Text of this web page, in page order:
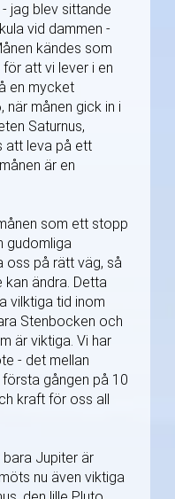
jag blev sittande
vid dammen -
kändes som
att vi lever i en
en mycket
när månen gick in i
Saturnus,
att leva på ett
är en
som ett stopp
gudomliga
oss på rätt väg, så
kan ändra. Detta
vilktiga tid inom
Stenbocken och
är viktiga. Vi har
- det mellan
gången på 10
kraft för oss all
bara Jupiter är
nu även viktiga